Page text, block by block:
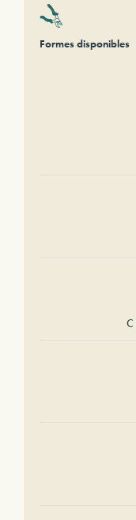
Formes disponibles